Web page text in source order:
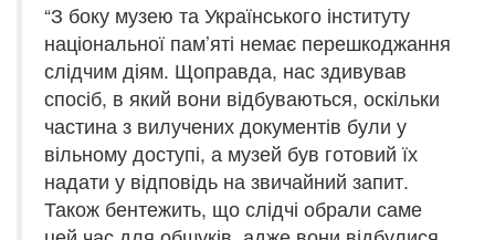
“З боку музею та Українського інституту
національної пам’яті немає перешкоджання
слідчим діям. Щоправда, нас здивував
спосіб, в який вони відбуваються, оскільки
частина з вилучених документів були у
вільному доступі, а музей був готовий їх
надати у відповідь на звичайний запит.
Також бентежить, що слідчі обрали саме